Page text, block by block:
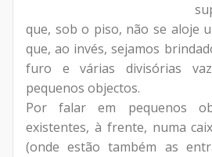
que, sob o piso, não se aloje
que, ao invés, sejamos
furo e várias divisórias
pequenos objectos.
Por falar em pequenos
existentes, à frente, numa
(onde estão também as